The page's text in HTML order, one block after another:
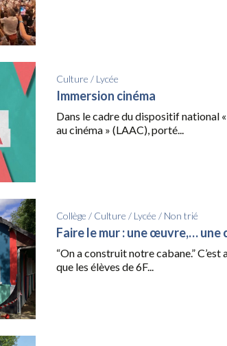
Culture / Lycée
Immersion cinéma
Dans le cadre du dispositif national
au cinéma » (LAAC), porté...
Collège / Culture / Lycée / Non trié
Faire le mur : une œuvre,… une
“On a construit notre cabane.”
que les élèves de 6F...